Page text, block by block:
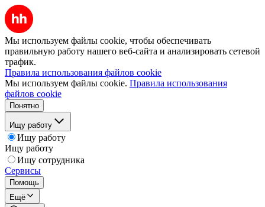
Мы используем файлы cookie, чтобы обеспечивать
правильную работу нашего веб-сайта и анализировать сетевой
трафик.
Правила использования файлов cookie
Мы используем файлы cookie. Правила использования
файлов cookie
Понятно
Ищу работу
Ищу работу
Ищу работу
Ищу сотрудника
Сервисы
Помощь
Ещё